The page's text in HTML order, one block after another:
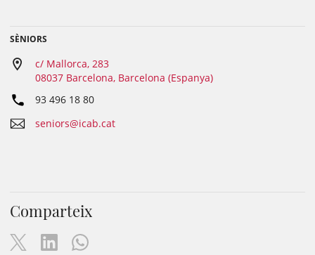
SÈNIORS
c/ Mallorca, 283
08037 Barcelona, Barcelona (Espanya)
93 496 18 80
seniors@icab.cat
Comparteix